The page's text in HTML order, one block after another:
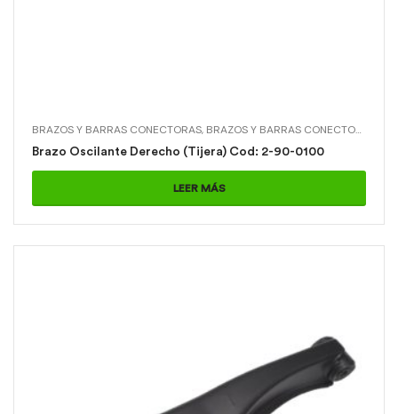
BRAZOS Y BARRAS CONECTORAS, BRAZOS Y BARRAS CONECTORAS > BRAZO OSCILANTE R (TIJERA)
Brazo Oscilante Derecho (Tijera) Cod: 2-90-0100
LEER MÁS